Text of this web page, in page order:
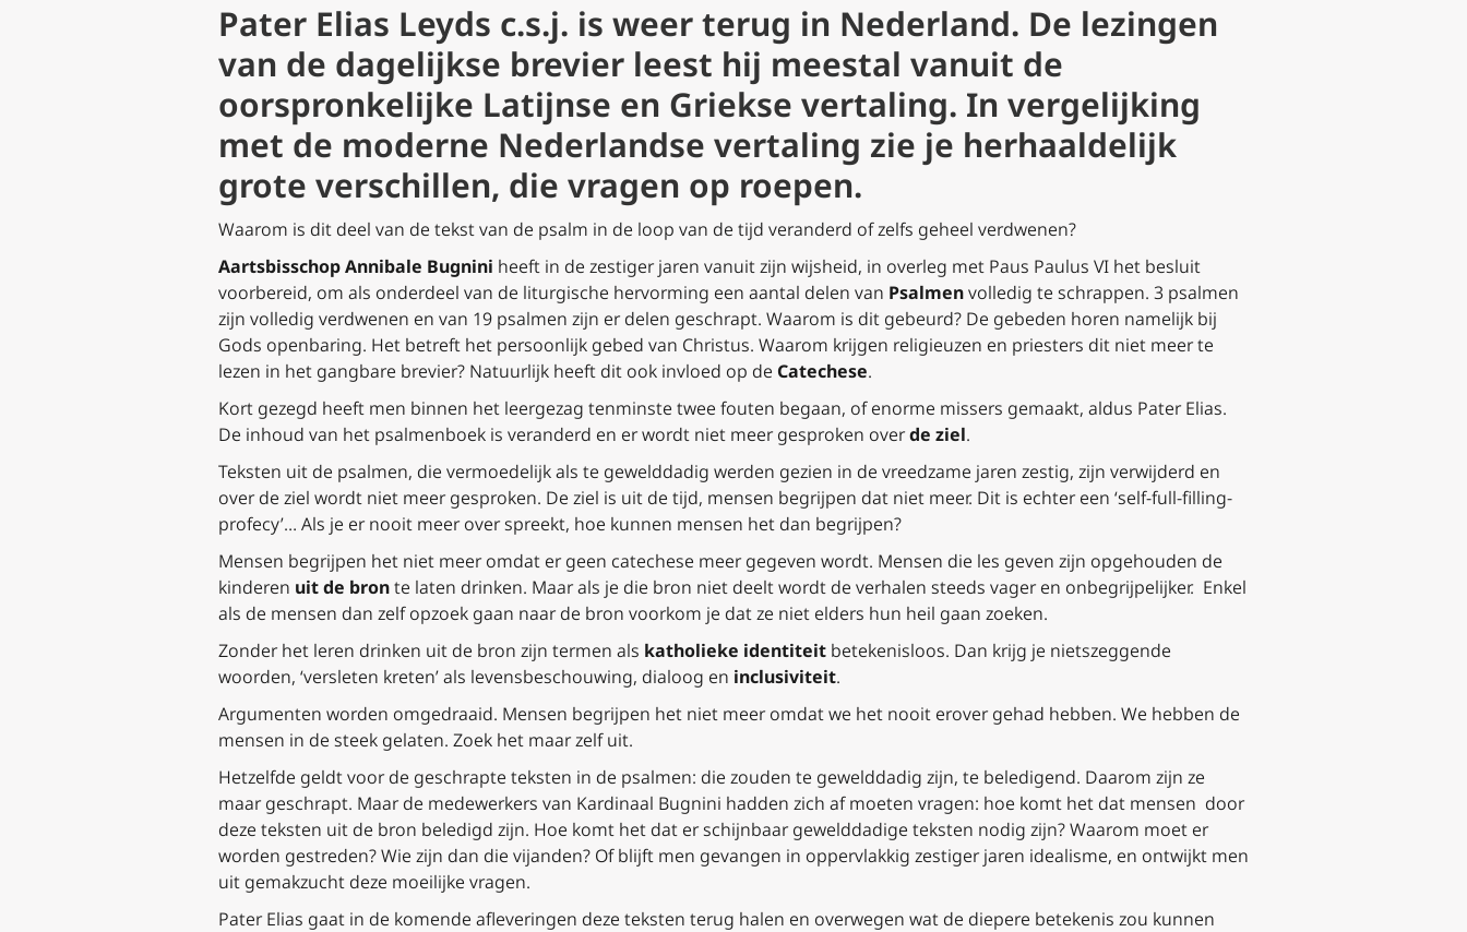
Pater Elias Leyds c.s.j. is weer terug in Nederland. De lezingen
van de dagelijkse brevier leest hij meestal vanuit de
oorspronkelijke Latijnse en Griekse vertaling. In vergelijking
met de moderne Nederlandse vertaling zie je herhaaldelijk
grote verschillen, die vragen op roepen.
Waarom is dit deel van de tekst van de psalm in de loop van de tijd veranderd of zelfs geheel verdwenen?
Aartsbisschop Annibale Bugnini heeft in de zestiger jaren vanuit zijn wijsheid, in overleg met Paus Paulus VI het besluit
voorbereid, om als onderdeel van de liturgische hervorming een aantal delen van Psalmenvolledig te schrappen. 3 psalmen
zijn volledig verdwenen en van 19 psalmen zijn er delen geschrapt. Waarom is dit gebeurd? De gebeden horen namelijk bij
Gods openbaring. Het betreft het persoonlijk gebed van Christus. Waarom krijgen religieuzen en priesters dit niet meer te
lezen in het gangbare brevier? Natuurlijk heeft dit ook invloed op de Catechese.
Kort gezegd heeft men binnen het leergezag tenminste twee fouten begaan, of enorme missers gemaakt, aldus Pater Elias.
De inhoud van het psalmenboek is veranderd en er wordt niet meer gesproken overde ziel.
Teksten uit de psalmen, die vermoedelijk als te gewelddadig werden gezien in de vreedzame jaren zestig, zijn verwijderd en
over de ziel wordt niet meer gesproken. De ziel is uit de tijd, mensen begrijpen dat niet meer. Dit is echter een ‘self-full-filling-
profecy’… Als je er nooit meer over spreekt, hoe kunnen mensen het dan begrijpen?
Mensen begrijpen het niet meer omdat er geen catechese meer gegeven wordt. Mensen die les geven zijn opgehouden de
kinderen uit de bronte laten drinken. Maar als je die bron niet deelt wordt de verhalen steeds vager en onbegrijpelijker. Enkel
als de mensen dan zelf opzoek gaan naar de bron voorkom je dat ze niet elders hun heil gaan zoeken.
Zonder het leren drinken uit de bron zijn termen als katholieke identiteit betekenisloos. Dan krijg je nietszeggende
woorden, ‘versleten kreten’ als levensbeschouwing, dialoog en inclusiviteit.
Argumenten worden omgedraaid. Mensen begrijpen het niet meer omdat we het nooit erover gehad hebben. We hebben de
mensen in de steek gelaten. Zoek het maar zelf uit.
Hetzelfde geldt voor de geschrapte teksten in de psalmen: die zouden te gewelddadig zijn, te beledigend. Daarom zijn ze
maar geschrapt. Maar de medewerkers van Kardinaal Bugnini hadden zich af moeten vragen: hoe komt het dat mensen door
deze teksten uit de bron beledigd zijn. Hoe komt het dat er schijnbaar gewelddadige teksten nodig zijn? Waarom moet er
worden gestreden? Wie zijn dan die vijanden? Of blijft men gevangen in oppervlakkig zestiger jaren idealisme, en ontwijkt men
uit gemakzucht deze moeilijke vragen.
Pater Elias gaat in de komende afleveringen deze teksten terug halen en overwegen wat de diepere betekenis zou kunnen